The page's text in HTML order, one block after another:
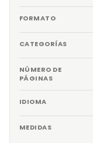
FORMATO
CATEGORÍAS
NÚMERO DE
PÁGINAS
IDIOMA
MEDIDAS